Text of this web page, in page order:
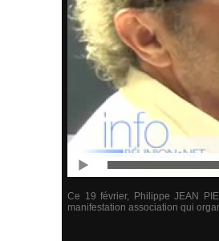
Ce 19 février, Philippe JEAN
manifestation association qui